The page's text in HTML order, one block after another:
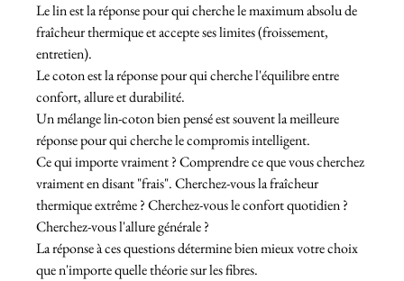
Le lin est la réponse pour qui cherche le maximum absolu de
fraîcheur thermique et accepte ses limites (froissement,
entretien).
Le coton est la réponse pour qui cherche l'équilibre entre
confort, allure et durabilité.
Un mélange lin-coton bien pensé est souvent la meilleure
réponse pour qui cherche le compromis intelligent.
Ce qui importe vraiment ? Comprendre ce que vous cherchez
vraiment en disant "frais". Cherchez-vous la fraîcheur
thermique extrême ? Cherchez-vous le confort quotidien ?
Cherchez-vous l'allure générale ?
La réponse à ces questions détermine bien mieux votre choix
que n'importe quelle théorie sur les fibres.